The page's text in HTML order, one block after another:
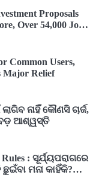
Common Users,
Major Relief
ନାହିଁ କୌଣସି ଚାର୍ଜ,
ଆଶ୍ୱସ୍ତି
Rules : ସୂର୍ଯ୍ୟପରାଗରେ
ମନା କାହିଁକି?
ଧାର୍ମିକ ମାନ୍ୟତା
or Temple?
Auspicious Dreams